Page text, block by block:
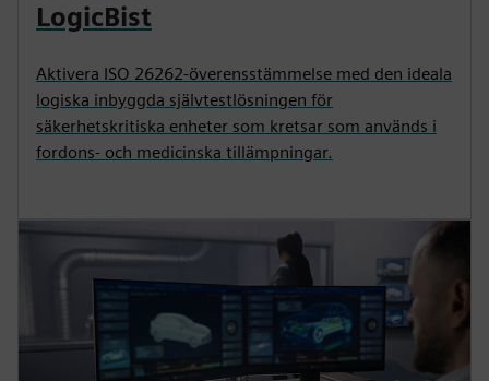
LogicBist
Aktivera ISO 26262-överensstämmelse med den ideala
logiska inbyggda självtestlösningen för
säkerhetskritiska enheter som kretsar som används i
fordons- och medicinska tillämpningar.